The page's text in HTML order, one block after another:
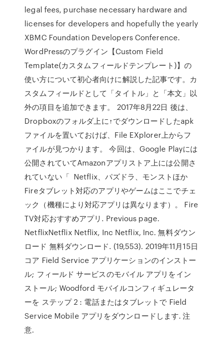
legal fees, purchase necessary hardware and
licenses for developers and hopefully the yearly
XBMC Foundation Developers Conference.
WordPressのプラグイン【Custom Field
Template(カスタムフィールドテンプレート)】の
使い方について初心者向けに解説した記事です。カ
スタムフィールドとして「タイトル」と「本文」以
外の項目を追加できます。 2017年8月22日 後は、
Dropboxのフォルダ上に↑でダウンロードしたapk
ファイルを置いておけば、File EXplorer上からフ
ァイルが見つかります。 今回は、Google Playには
公開されていてAmazonアプリストア上には公開さ
れていない「 Netflix、パズドラ、モンストほか
Fireタブレット対応のアプリやゲームはここでチェ
ック（機種により対応アプリは異なります）。 Fire
TV対応おすすめアプリ. Previous page.
NetflixNetflix Netflix, Inc Netflix, Inc. 無料ダウン
ロード 無料ダウンロード. (19,553). 2019年11月15日
コア Field Service アプリケーションのインストー
ル; フィールド サービスのモバイル アプリをイン
ストール; Woodford モバイルコンフィギュレータ
ーを ステップ 2 : 電話またはタブレットで Field
Service Mobile アプリをダウンロードします. 注
意.